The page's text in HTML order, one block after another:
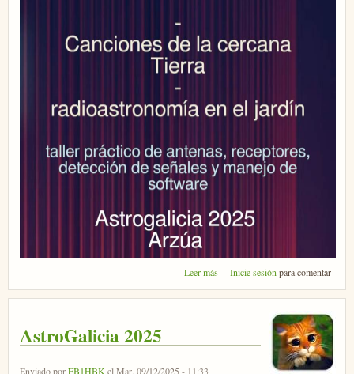
Leer más sobre Taller de radioastronomía en
Inicie sesión para comentar
AstroGalicia 2025
Enviado porEB1HBK el Mar, 09/12/2025 - 11:33